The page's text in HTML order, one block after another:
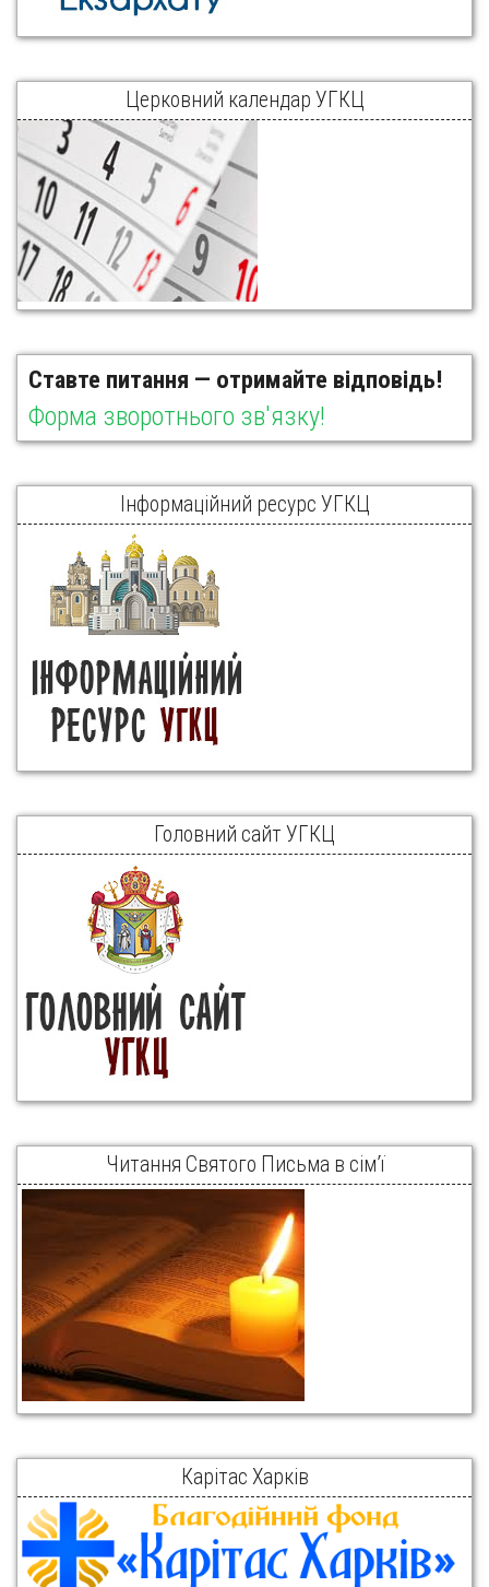
Церковний календар УГКЦ
Ставте питання — отримайте відповідь!
Форма зворотнього зв'язку!
Інформаційний ресурс УГКЦ
Головний сайт УГКЦ
Читання Святого Письма в сім’ї
Карітас Харків